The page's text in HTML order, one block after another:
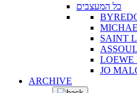
כל המעצבים
SAINT
LOEWE
JO
ARCHIVE